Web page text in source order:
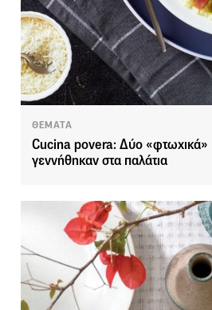
ΘΕΜΑΤΑ
Cucina povera: Δύο «φτωχικά»
γεννήθηκαν στα παλάτια